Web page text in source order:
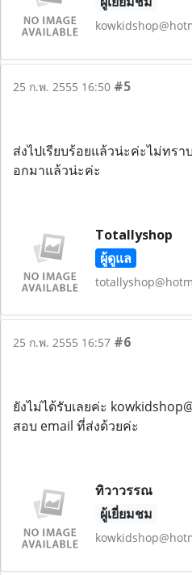
25 ก.พ. 2555 16:50 #5
ส่งไปเรียบร้อยแล้วน่ะค่ะไม่ทรา
อกมาแล้วน่ะค่ะ
Totallyshop
ผู้ดูแล
25 ก.พ. 2555 16:57 #6
ยังไม่ได้รับเลยค่ะ
สอบ email ที่ส่งด้วยค่ะ
ทิวาวรรณ
ผู้เยี่ยมชม